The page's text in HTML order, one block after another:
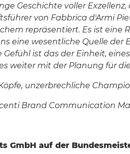
Geschichte voller
von Fabbrica d'Armi
repräsentiert. Es ist eine
eine wesentliche Quelle
Gefühl ist das der Einheit,
weiter mit der Planung für
unzerbrechliche
Brand Communication
GmbH auf der